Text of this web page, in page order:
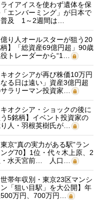
ライアイスを使わず遺体を保
エンバーミング」が日本で
普及 1～2週間は…
億り人オールスターが狙う20
】「総資産69億円超」90歳
トレーダーから“1…
キオクシアが再び株価10万円
る日は遠い」資産3億円超
ラリーマン投資家…
キオクシア・ショックの後に
5銘柄】イベント投資家の
人・羽根英樹氏が…
東京“真の実力がある駅”ラン
グ70】1位・代々木上原、2
水天宮前… 人口…
世帯年収別・東京23区マンシ
ン「狙い目駅」を大公開】年
万円、700万円…